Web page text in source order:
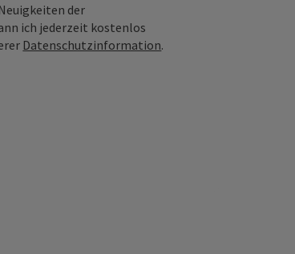
der
ich jederzeit kostenlos
Datenschutzinformation.